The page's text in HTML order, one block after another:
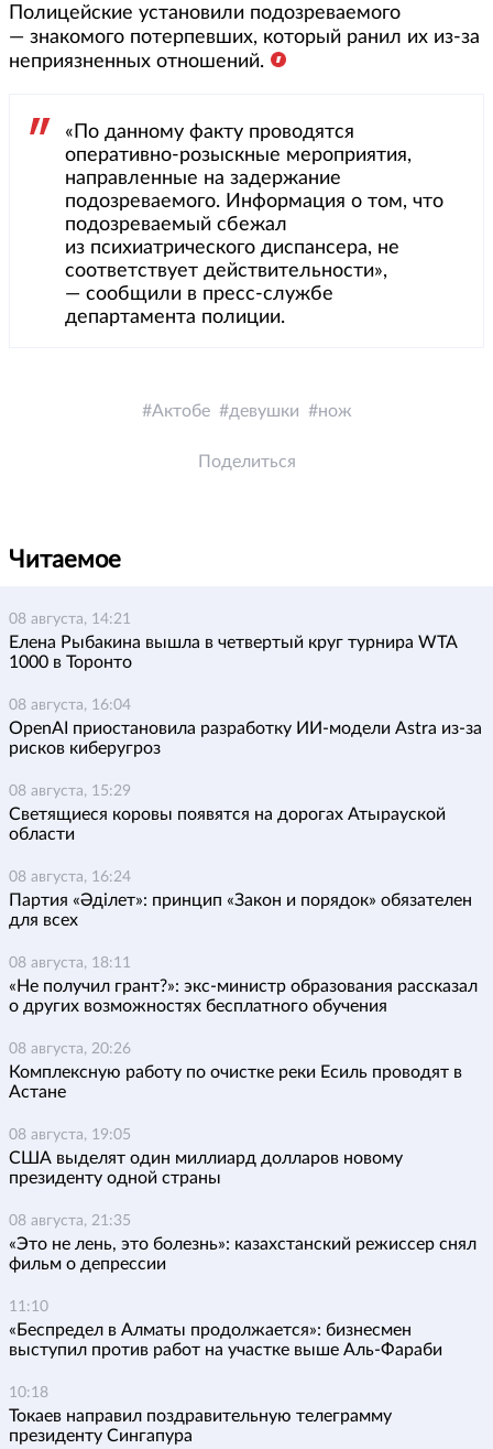
Полицейские установили подозреваемого
— знакомого потерпевших, который ранил их из-за
неприязненных отношений.
«По данному факту проводятся
оперативно-розыскные мероприятия,
направленные на задержание
подозреваемого. Информация о том, что
подозреваемый сбежал
из психиатрического диспансера, не
соответствует действительности»,
— сообщили в пресс-службе
департамента полиции.
Актобе девушки нож
Поделиться
Читаемое
08 августа, 14:21
Елена Рыбакина вышла в четвертый круг турнира WTA
1000 в Торонто
08 августа, 16:04
OpenAI приостановила разработку ИИ-модели Astra из-за
рисков киберугроз
08 августа, 15:29
Светящиеся коровы появятся на дорогах Атырауской
области
08 августа, 16:24
Партия «Әділет»: принцип «Закон и порядок» обязателен
для всех
08 августа, 18:11
«Не получил грант?»: экс-министр образования рассказал
о других возможностях бесплатного обучения
08 августа, 20:26
Комплексную работу по очистке реки Есиль проводят в
Астане
08 августа, 19:05
США выделят один миллиард долларов новому
президенту одной страны
08 августа, 21:35
«Это не лень, это болезнь»: казахстанский режиссер снял
фильм о депрессии
11:10
«Беспредел в Алматы продолжается»: бизнесмен
выступил против работ на участке выше Аль-Фараби
10:18
Токаев направил поздравительную телеграмму
президенту Сингапура